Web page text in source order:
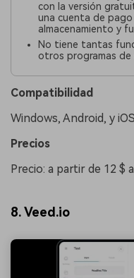
con la versión
una cuenta de
almacenamiento y
No tiene tantas
otros programas
Compatibilidad
Windows, Android, y
󠀰Precios󠀲󠀩󠀠󠀥󠀨󠀠󠀦󠀣
Precio: a partir de 12 $
8. Veed.io